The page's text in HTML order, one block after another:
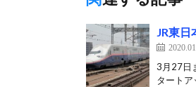
JR東日
3月27日
タート